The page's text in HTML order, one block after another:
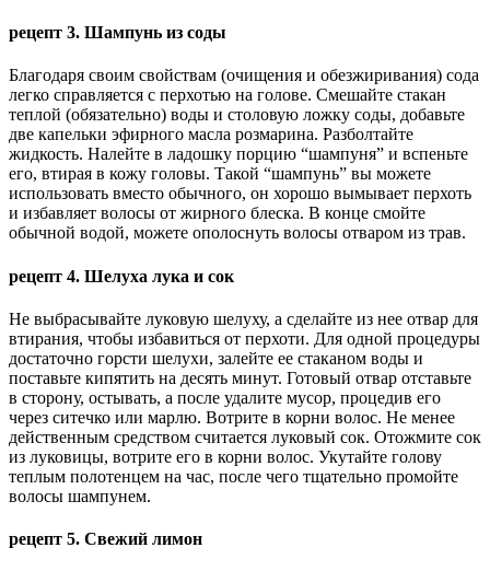
рецепт 3. Шампунь из соды
Благодаря своим свойствам (очищения и обезжиривания) сода
легко справляется с перхотью на голове. Смешайте стакан
теплой (обязательно) воды и столовую ложку соды, добавьте
две капельки эфирного масла розмарина. Разболтайте
жидкость. Налейте в ладошку порцию “шампуня” и вспеньте
его, втирая в кожу головы. Такой “шампунь” вы можете
использовать вместо обычного, он хорошо вымывает перхоть
и избавляет волосы от жирного блеска. В конце смойте
обычной водой, можете ополоснуть волосы отваром из трав.
рецепт 4. Шелуха лука и сок
Не выбрасывайте луковую шелуху, а сделайте из нее отвар для
втирания, чтобы избавиться от перхоти. Для одной процедуры
достаточно горсти шелухи, залейте ее стаканом воды и
поставьте кипятить на десять минут. Готовый отвар отставьте
в сторону, остывать, а после удалите мусор, процедив его
через ситечко или марлю. Вотрите в корни волос. Не менее
действенным средством считается луковый сок. Отожмите сок
из луковицы, вотрите его в корни волос. Укутайте голову
теплым полотенцем на час, после чего тщательно промойте
волосы шампунем.
рецепт 5. Свежий лимон